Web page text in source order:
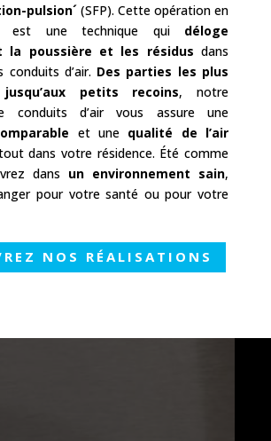
pulsion´(SFP). Cette opération en
est une technique qui déloge
la poussière et les résidus dans
conduits d’air. Des parties les plus
jusqu’aux petits recoins, notre
conduits d’air vous assure une
et une qualité de l’air
dans votre résidence. Été comme
dans un environnement sain,
pour votre santé ou pour votre
NOS RÉALISATIONS